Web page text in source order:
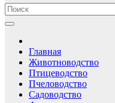
Главная
Животноводство
Птицеводство
Пчеловодство
Садоводство